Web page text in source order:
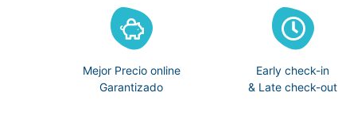
Mejor Precio online
Garantizado
Early check-in
& Late check-out